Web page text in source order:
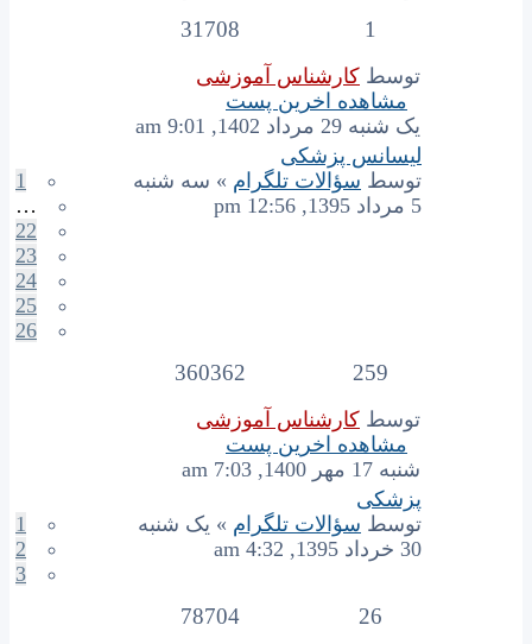
1
31708
توسط کارشناس آموزشی
مشاهده اخرین پست
یک شنبه 29 مرداد 1402, 9:01 am
لیسانس پزشکی
1
…
22
23
24
25
26
توسط سؤالات تلگرام » سه شنبه
5 مرداد 1395, 12:56 pm
259
360362
توسط کارشناس آموزشی
مشاهده اخرین پست
شنبه 17 مهر 1400, 7:03 am
پزشکی
1
2
3
توسط سؤالات تلگرام » یک شنبه
30 خرداد 1395, 4:32 am
26
78704